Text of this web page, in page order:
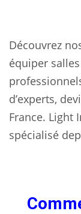
Découvrez
équiper
d’experts,
France. Light
spécialisé